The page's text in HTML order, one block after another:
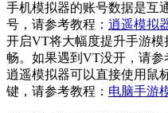
手机模拟器的账号数据是互
号，请参考教程： 逍遥模拟
开启VT将大幅度提升手游
畅。如果遇到VT没开，请参
逍遥模拟器可以直接使用鼠
键，请参考教程： 电脑手游